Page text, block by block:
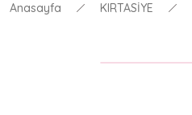
Anasayfa KIRTASİYE